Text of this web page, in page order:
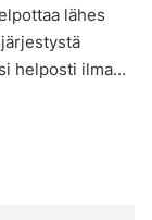
lähes
helposti ilman,
3730-